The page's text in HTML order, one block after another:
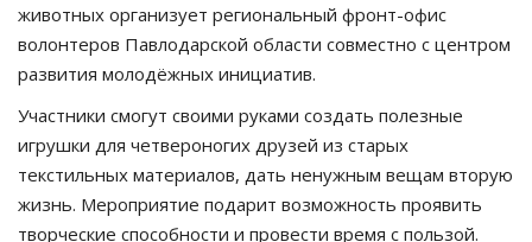
животных организует региональный фронт-офис
волонтеров Павлодарской области совместно с центром
развития молодёжных инициатив.
Участники смогут своими руками создать полезные
игрушки для четвероногих друзей из старых
текстильных материалов, дать ненужным вещам вторую
жизнь. Мероприятие подарит возможность проявить
творческие способности и провести время с пользой.